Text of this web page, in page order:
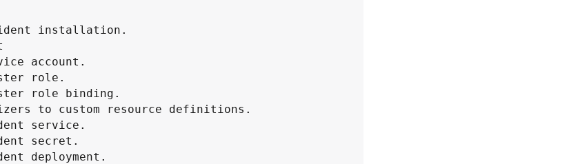
installation.
account.
role.
role binding.
to custom resource definitions.
service.
secret.
deployment.